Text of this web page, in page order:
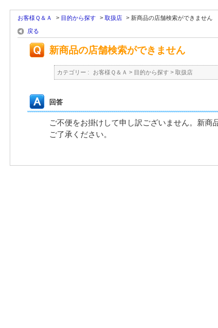
お客様Ｑ＆Ａ > 目的から探す > 取扱店 > 新商品の店舗検索ができません
戻る
新商品の店舗検索ができません
カテゴリー : お客様Ｑ＆Ａ > 目的から探す > 取扱店
回答
ご不便をお掛けして申し訳ございません。新
ご了承ください。